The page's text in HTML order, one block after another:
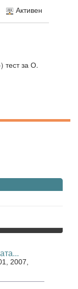
Активен
тест за О.
2007,